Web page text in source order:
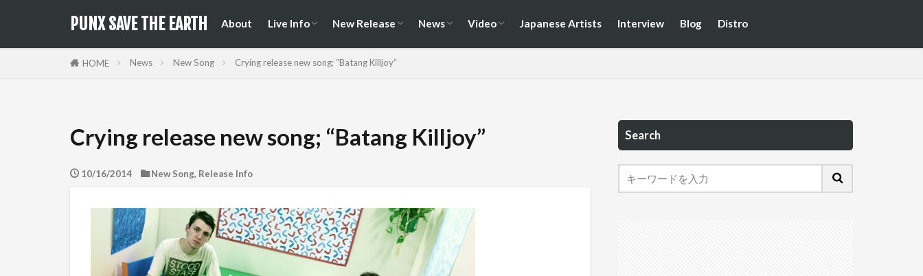
PUNX SAVE THE EARTH About Live Info New Release News Video Japanese Artists Interview Blog Distro
HOME News New Song Crying release new song; “Batang Killjoy”
Crying release new song; “Batang Killjoy”
10/16/2014 New Song, Release Info
Search